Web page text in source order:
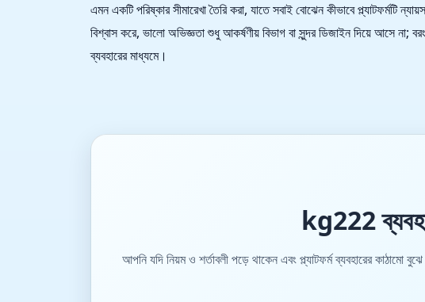
এমন একটি পরিষ্কার সীমারেখা তৈরি করা, যাতে সবাই বোঝেন কীভাবে প্ল্যাটফর্মটি
বিশ্বাস করে, ভালো অভিজ্ঞতা শুধু আকর্ষণীয় বিভাগ বা সুন্দর ডিজাইন দিয়ে আসে না;
ব্যবহারের মাধ্যমে।
kg222
আপনি যদি নিয়ম ও শর্তাবলী পড়ে থাকেন এবং প্ল্যাটফর্ম ব্যবহারের